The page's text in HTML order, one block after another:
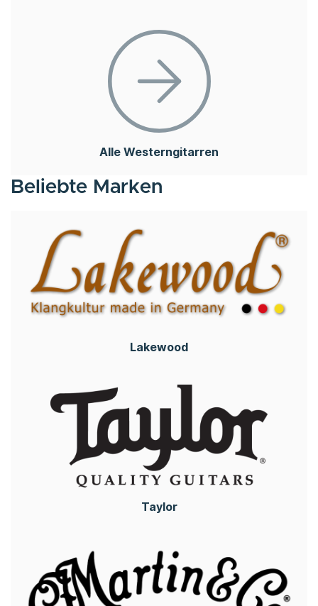
Alle Westerngitarren
Beliebte Marken
Lakewood
Taylor